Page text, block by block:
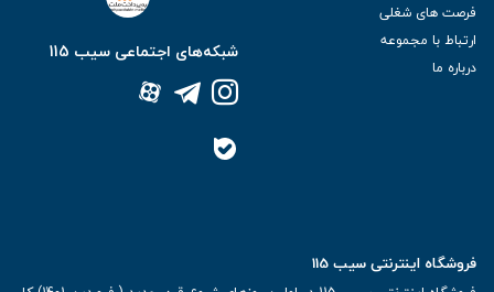
فرصت های شغلی
ارتباط با مجموعه
درباره ما
شبکه‌های اجتماعی سیب 115
فروشگاه اینترنتی سیب 115